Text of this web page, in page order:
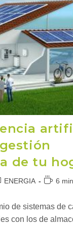
de tu
ENERGIA
Tiempo
lectura:
6
de sistemas de
con los de